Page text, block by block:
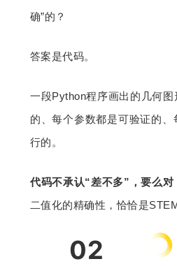
确”的？
答案是代码。
一段Python程序画出的几何
的、每个参数都是可验证的
行的。
代码不承认“差不多”，要么对
二值化的精确性，恰恰是
02